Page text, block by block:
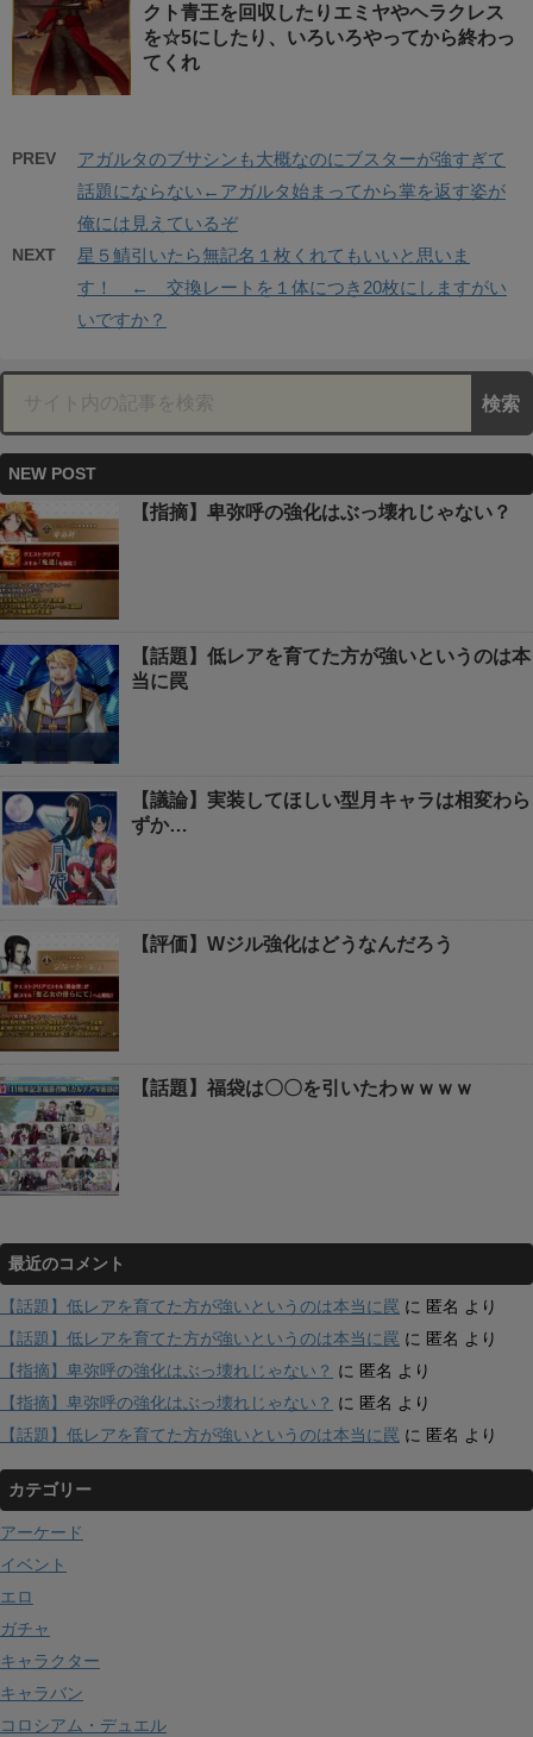
クト青王を回収したりエミヤやヘラクレス
を☆5にしたり、いろいろやってから終わっ
てくれ
PREV
アガルタのブサシンも大概なのにブスターが強すぎて
話題にならない←アガルタ始まってから掌を返す姿が
俺には見えているぞ
NEXT
星５鯖引いたら無記名１枚くれてもいいと思いま
す！ ← 交換レートを１体につき20枚にしますがい
いですか？
NEW POST
【指摘】卑弥呼の強化はぶっ壊れじゃない？
【話題】低レアを育てた方が強いというのは本
当に罠
【議論】実装してほしい型月キャラは相変わら
ずか…
【評価】Wジル強化はどうなんだろう
【話題】福袋は〇〇を引いたわｗｗｗｗ
最近のコメント
【話題】低レアを育てた方が強いというのは本当に罠 に 匿名 より
【話題】低レアを育てた方が強いというのは本当に罠 に 匿名 より
【指摘】卑弥呼の強化はぶっ壊れじゃない？ に 匿名 より
【指摘】卑弥呼の強化はぶっ壊れじゃない？ に 匿名 より
【話題】低レアを育てた方が強いというのは本当に罠 に 匿名 より
カテゴリー
アーケード
イベント
エロ
ガチャ
キャラクター
キャラバン
コロシアム・デュエル